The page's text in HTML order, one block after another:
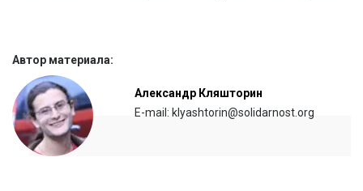
Автор материала:
Александр Кляшторин
E-mail: klyashtorin@solidarnost.org